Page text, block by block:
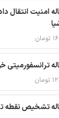
تشخیص نقطه